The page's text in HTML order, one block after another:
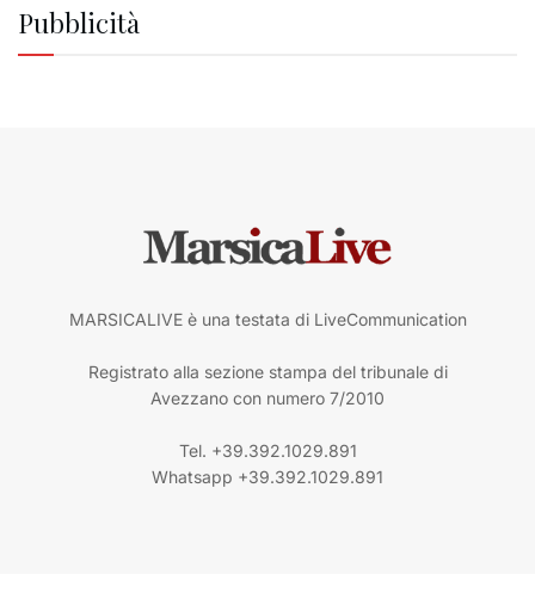
Pubblicità
MARSICALIVE è una testata di LiveCommunication
Registrato alla sezione stampa del tribunale di
Avezzano con numero 7/2010
Tel. +39.392.1029.891
Whatsapp +39.392.1029.891